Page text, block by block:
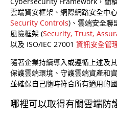
雲端資安框架、網際網路安全中
Security Controls)、雲端安全聯
風險框架 (Security, Trust,
以及 ISO/IEC 27001 資訊安全管
隨著企業持續導入或遵循上述及
保護雲端環境、守護雲端資產和
並確保自己隨時符合所有適用的
哪裡可以取得有關雲端防